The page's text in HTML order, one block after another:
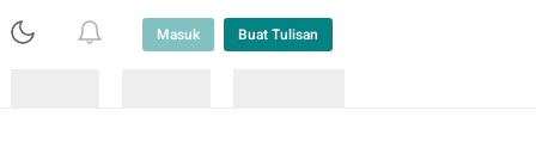
Masuk Buat Tulisan